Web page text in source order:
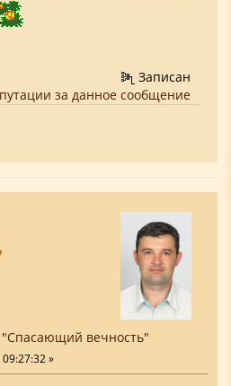
Записан
за данное сообщение
вечность"
»